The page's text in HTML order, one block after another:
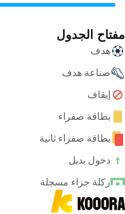
مفتاح الجدول
هدف
صناعة هدف
إيقاف
بطاقة صفراء
بطاقة صفراء ثانية
دخول بديل
ركلة جزاء مسجلة